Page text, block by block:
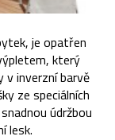
je opatřen
který
v inverzní barvě
ze speciálních
údržbou
lesk.